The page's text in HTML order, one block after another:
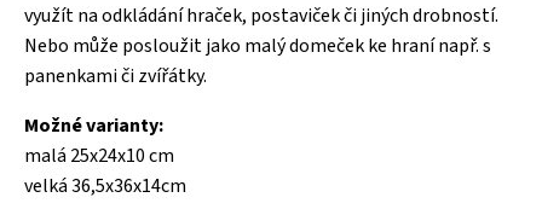
využít na odkládání hraček, postaviček či jiných drobností.
Nebo může posloužit jako malý domeček ke hraní např. s
panenkami či zvířátky.
Možné varianty:
malá 25x24x10 cm
velká 36,5x36x14cm